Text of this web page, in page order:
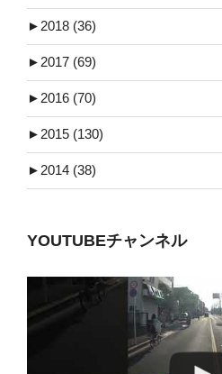
► 2018 (36)
► 2017 (69)
► 2016 (70)
► 2015 (130)
► 2014 (38)
YOUTUBEチャンネル